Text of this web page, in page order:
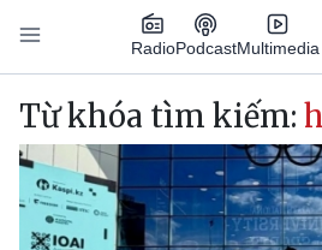
Nhảy đến nội dung
RadioPodcastMultimedia
Main navigation
Từ khóa tìm kiếm: